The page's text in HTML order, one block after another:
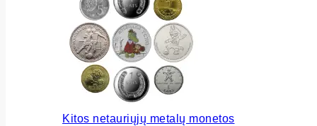
Kitos netauriųjų metalų monetos